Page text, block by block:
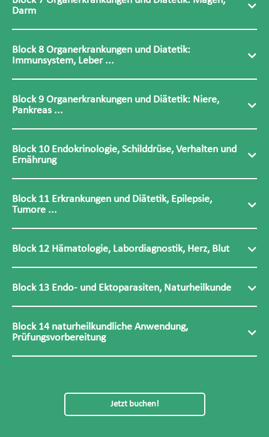
Darm
Block 8 Organerkrankungen und Diatetik:
Immunsystem, Leber ...
Block 9 Organerkrankungen und Diätetik: Niere,
Pankreas ...
Block 10 Endokrinologie, Schilddrüse, Verhalten und
Ernährung
Block 11 Erkrankungen und Diätetik, Epilepsie,
Tumore ...
Block 12 Hämatologie, Labordiagnostik, Herz, Blut
Block 13 Endo- und Ektoparasiten, Naturheilkunde
Block 14 naturheilkundliche Anwendung,
Prüfungsvorbereitung
Jetzt buchen!